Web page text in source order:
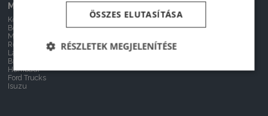
Márkáink
Kögel
Benalu
MEGA
Reisch
Lamberet
Broshuis
Humbaur
Ford Trucks
Isuzu
Furgon
Kisteherautó
Nyerges vontató
Félpótkocsi
ÖSSZES ELUTASÍTÁSA
RÉSZLETEK MEGJELENÍTÉSE